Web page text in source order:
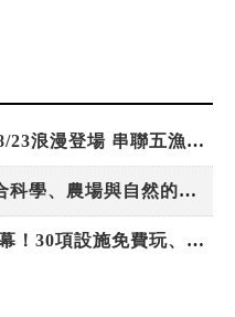
「東北角外澳月夜」8/22-8/23浪漫登場 串聯五漁村、音樂、市集、火舞與慢旅共度夏夜
嘉義鹿草夏日探索趣！結合科學、農場與自然的親子小旅行
高雄最大親子遊樂園8/8開幕！30項設施免費玩、YOYO家族嗨翻暑假